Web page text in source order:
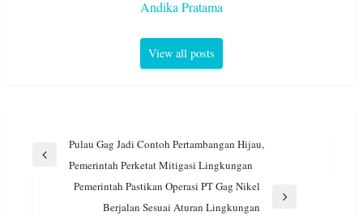
Andika Pratama
View all posts
Navigasi
Previous
Pulau Gag Jadi Contoh Pertambangan Hijau,
Pemerintah Perketat Mitigasi Lingkungan
Pemerintah Pastikan Operasi PT Gag Nikel
Berjalan Sesuai Aturan Lingkungan